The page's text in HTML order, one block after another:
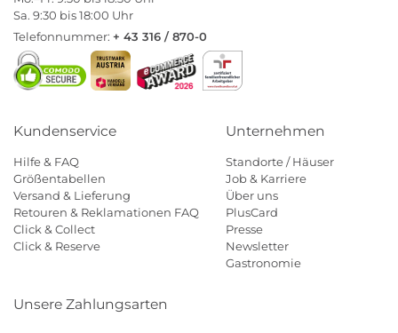
Sa. 9:30 bis 18:00 Uhr
Telefonnummer: + 43 316 / 870-0
Kundenservice
Hilfe & FAQ
Größentabellen
Versand & Lieferung
Retouren & Reklamationen FAQ
Click & Collect
Click & Reserve
Unternehmen
Standorte / Häuser
Job & Karriere
Über uns
PlusCard
Presse
Newsletter
Gastronomie
Unsere Zahlungsarten